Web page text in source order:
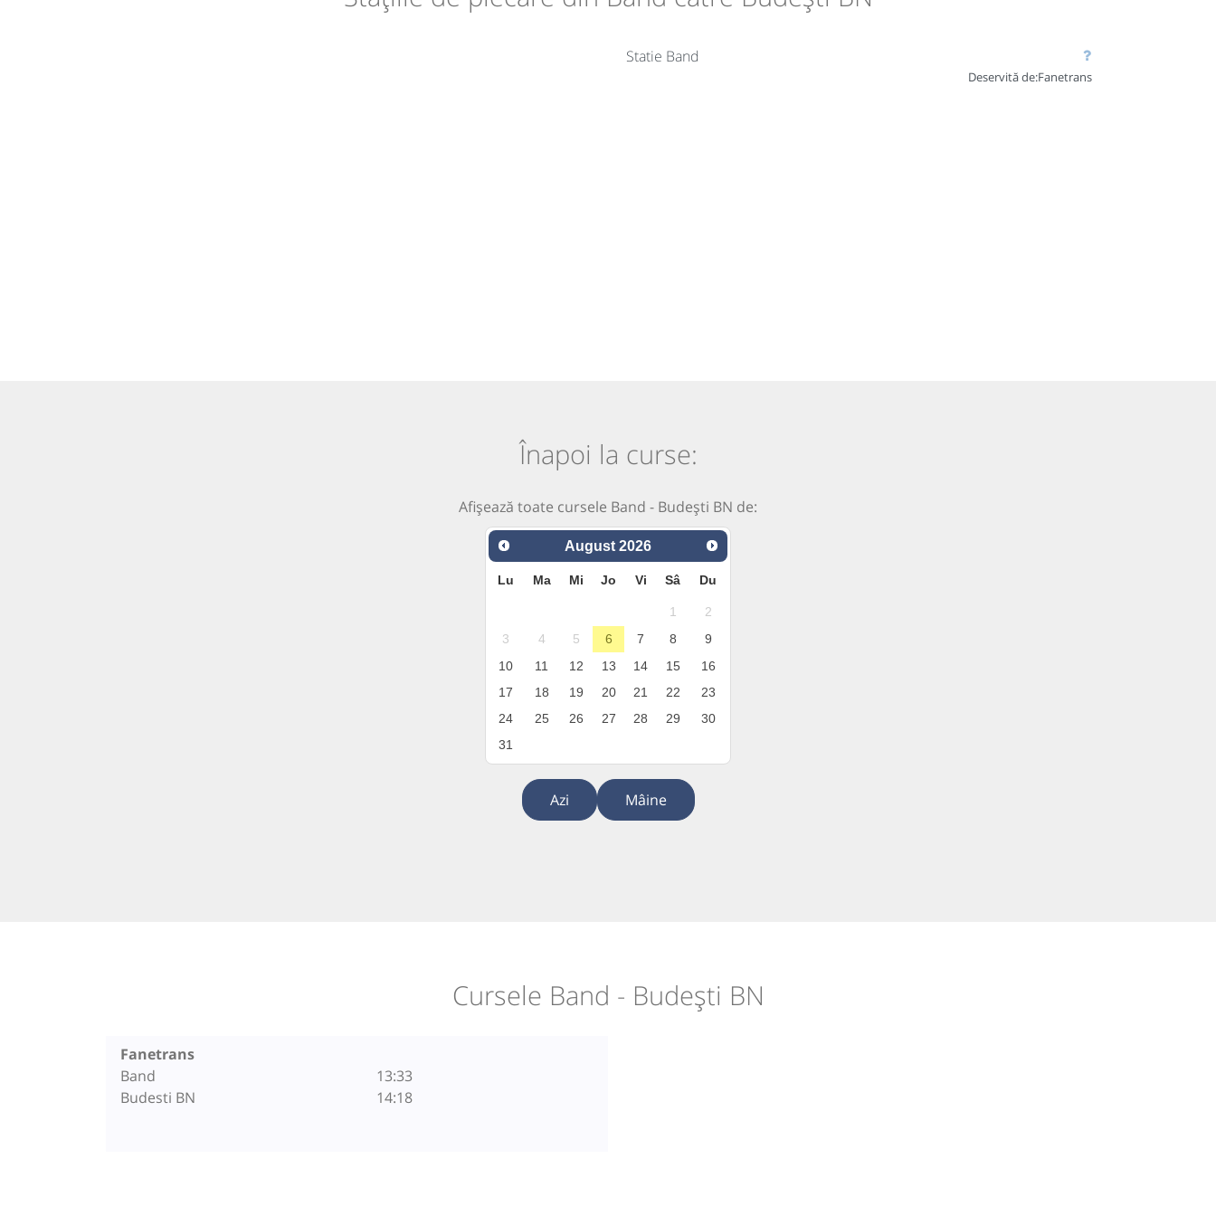
Statie Band
Deservită de:Fanetrans
Înapoi la curse:
Afișează toate cursele Band - Budești BN de:
August 2026
Lu Ma Mi Jo Vi Sâ Du
1
2
3
4 5 6 7 8
9
10
11 12 13 14 15
16
17
18 19 20 21 22
23
24
25 26 27 28 29
30
31
Azi Mâine
Cursele Band - Budești BN
Fanetrans
Band
Budesti BN
13:33
14:18